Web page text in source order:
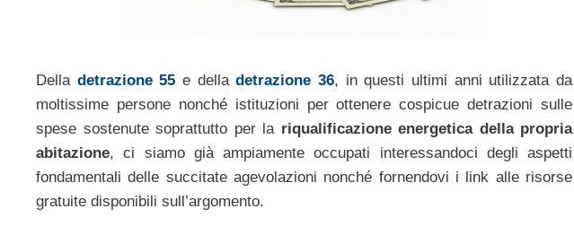
Della detrazione 55 e delladetrazione 36, in questi ultimi anni utilizzata da
moltissime persone nonché istituzioni per ottenere cospicue detrazioni sulle
spese sostenute soprattutto per la riqualificazione energetica della propria
abitazione, ci siamo già ampiamente occupati interessandoci degli aspetti
fondamentali delle succitate agevolazioni nonché fornendovi i link alle risorse
gratuite disponibili sull’argomento.